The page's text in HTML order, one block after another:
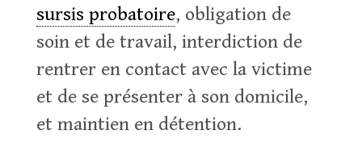
sursis probatoire, obligation de
soin et de travail, interdiction de
rentrer en contact avec la victime
et de se présenter à son domicile,
et maintien en détention.